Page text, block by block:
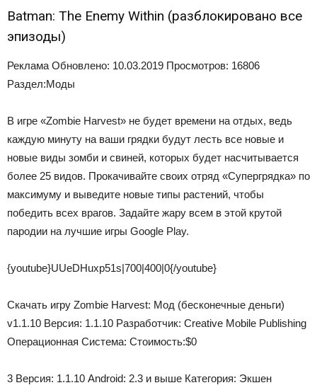
Batman: The Enemy Within (разблокировано все
эпизоды)
Реклама Обновлено: 10.03.2019 Просмотров: 16806
Раздел:Моды
В игре «Zombie Harvest» не будет времени на отдых, ведь
каждую минуту на ваши грядки будут лесть все новые и
новые виды зомби и свиней, которых будет насчитывается
более 25 видов. Прокачивайте своих отряд «Супергрядка» по
максимуму и выведите новые типы растений, чтобы
победить всех врагов. Задайте жару всем в этой крутой
пародии на лучшие игры Google Play.
{youtube}UUeDHuxp51s|700|400|0{/youtube}
Скачать игру Zombie Harvest: Мод (бесконечные деньги)
v1.1.10 Версия: 1.1.10 Разработчик: Creative Mobile Publishing
Операционная Система: Стоимость:$0
3 Версия: 1.1.10 Android: 2.3 и выше Категория: Экшен